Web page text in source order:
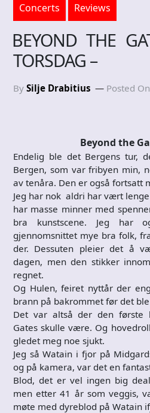
Concerts Reviews
BEYOND THE
TORSDAG –
By Silje Drabitius Posted On
Beyond the
Endelig ble det Bergens tur,
Bergen, som var fribyen min,
av tenåra. Den er også fortsatt
Jeg har nok aldri har vært
har masse minner med
bra kunstscene. Jeg har
gjennomsnittet mye bra folk,
der. Dessuten pleier det å
dagen, men den stikker
regnet.
Og Hulen, feiret nyttår der
brann på bakrommet før det
Det var altså der den første
Gates skulle være. Og
gledet meg noe sjukt.
Jeg så Watain i fjor på
og på kamera, var det en
Blod, det er vel ingen big
men etter 41 år som veggis,
møte med dyreblod på Watain